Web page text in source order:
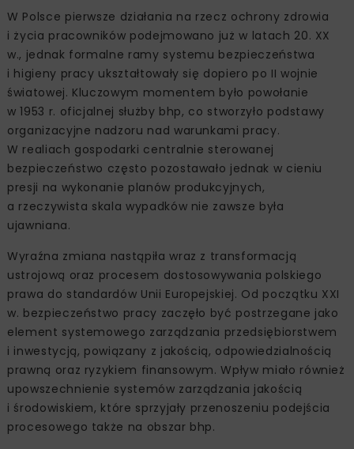
W Polsce pierwsze działania na rzecz ochrony zdrowia
i życia pracowników podejmowano już w latach 20. XX
w., jednak formalne ramy systemu bezpieczeństwa
i higieny pracy ukształtowały się dopiero po II wojnie
światowej. Kluczowym momentem było powołanie
w 1953 r. oficjalnej służby bhp, co stworzyło podstawy
organizacyjne nadzoru nad warunkami pracy.
W realiach gospodarki centralnie sterowanej
bezpieczeństwo często pozostawało jednak w cieniu
presji na wykonanie planów produkcyjnych,
a rzeczywista skala wypadków nie zawsze była
ujawniana.
Wyraźna zmiana nastąpiła wraz z transformacją
ustrojową oraz procesem dostosowywania polskiego
prawa do standardów Unii Europejskiej. Od początku XXI
w. bezpieczeństwo pracy zaczęło być postrzegane jako
element systemowego zarządzania przedsiębiorstwem
i inwestycją, powiązany z jakością, odpowiedzialnością
prawną oraz ryzykiem finansowym. Wpływ miało również
upowszechnienie systemów zarządzania jakością
i środowiskiem, które sprzyjały przenoszeniu podejścia
procesowego także na obszar bhp.